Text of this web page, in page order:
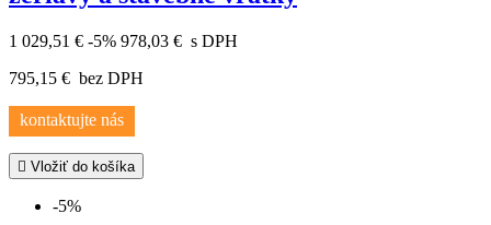
1 029,51 € -5% 978,03 € s DPH
795,15 € bez DPH
kontaktujte nás
 Vložiť do košíka
-5%